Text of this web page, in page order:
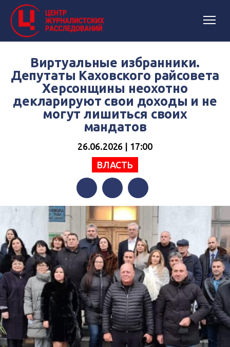
Виртуальные избранники.
Депутаты Каховского райсовета
Херсонщины неохотно
декларируют свои доходы и не
могут лишиться своих
мандатов
26.06.2026 | 17:00
ВЛАСТЬ
FacebookTwitterTelegram